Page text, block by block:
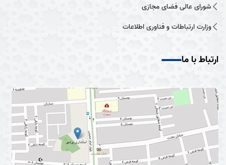
شورای عالی فضای مجازی
وزارت ارتباطات و فناوری اطلاعات
ارتباط با ما